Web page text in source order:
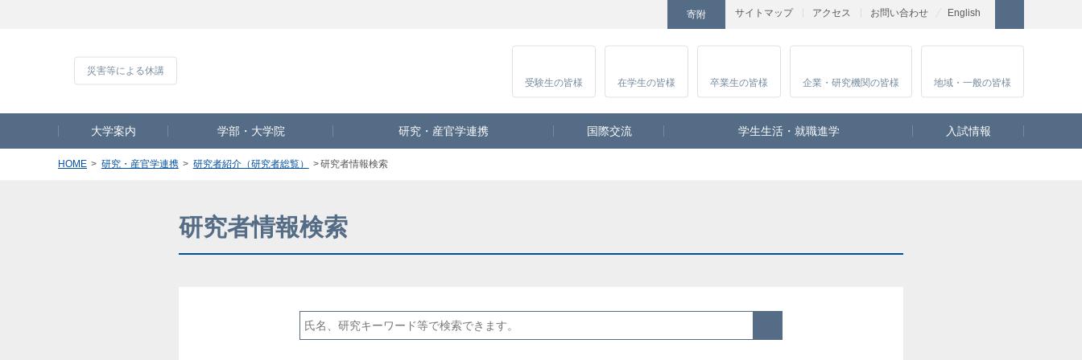
サイトマップ アクセス お問い合わせ
寄附 English
Instagram
受験生の皆様 在学生の皆様 卒業生の皆様 企業・研究機関の皆様 地域・一般の皆様
大学案内 学部・大学院 研究・産官学連携 国際交流 学生生活・就職進学 入試情報
HOME 研究・産官学連携 研究者紹介（研究者総覧） 研究者情報検索
研究者情報検索